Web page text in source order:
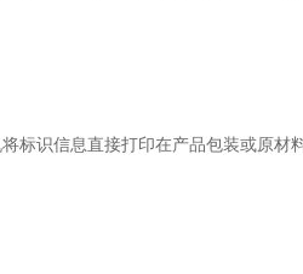
标识信息直接打印在产品包装或原